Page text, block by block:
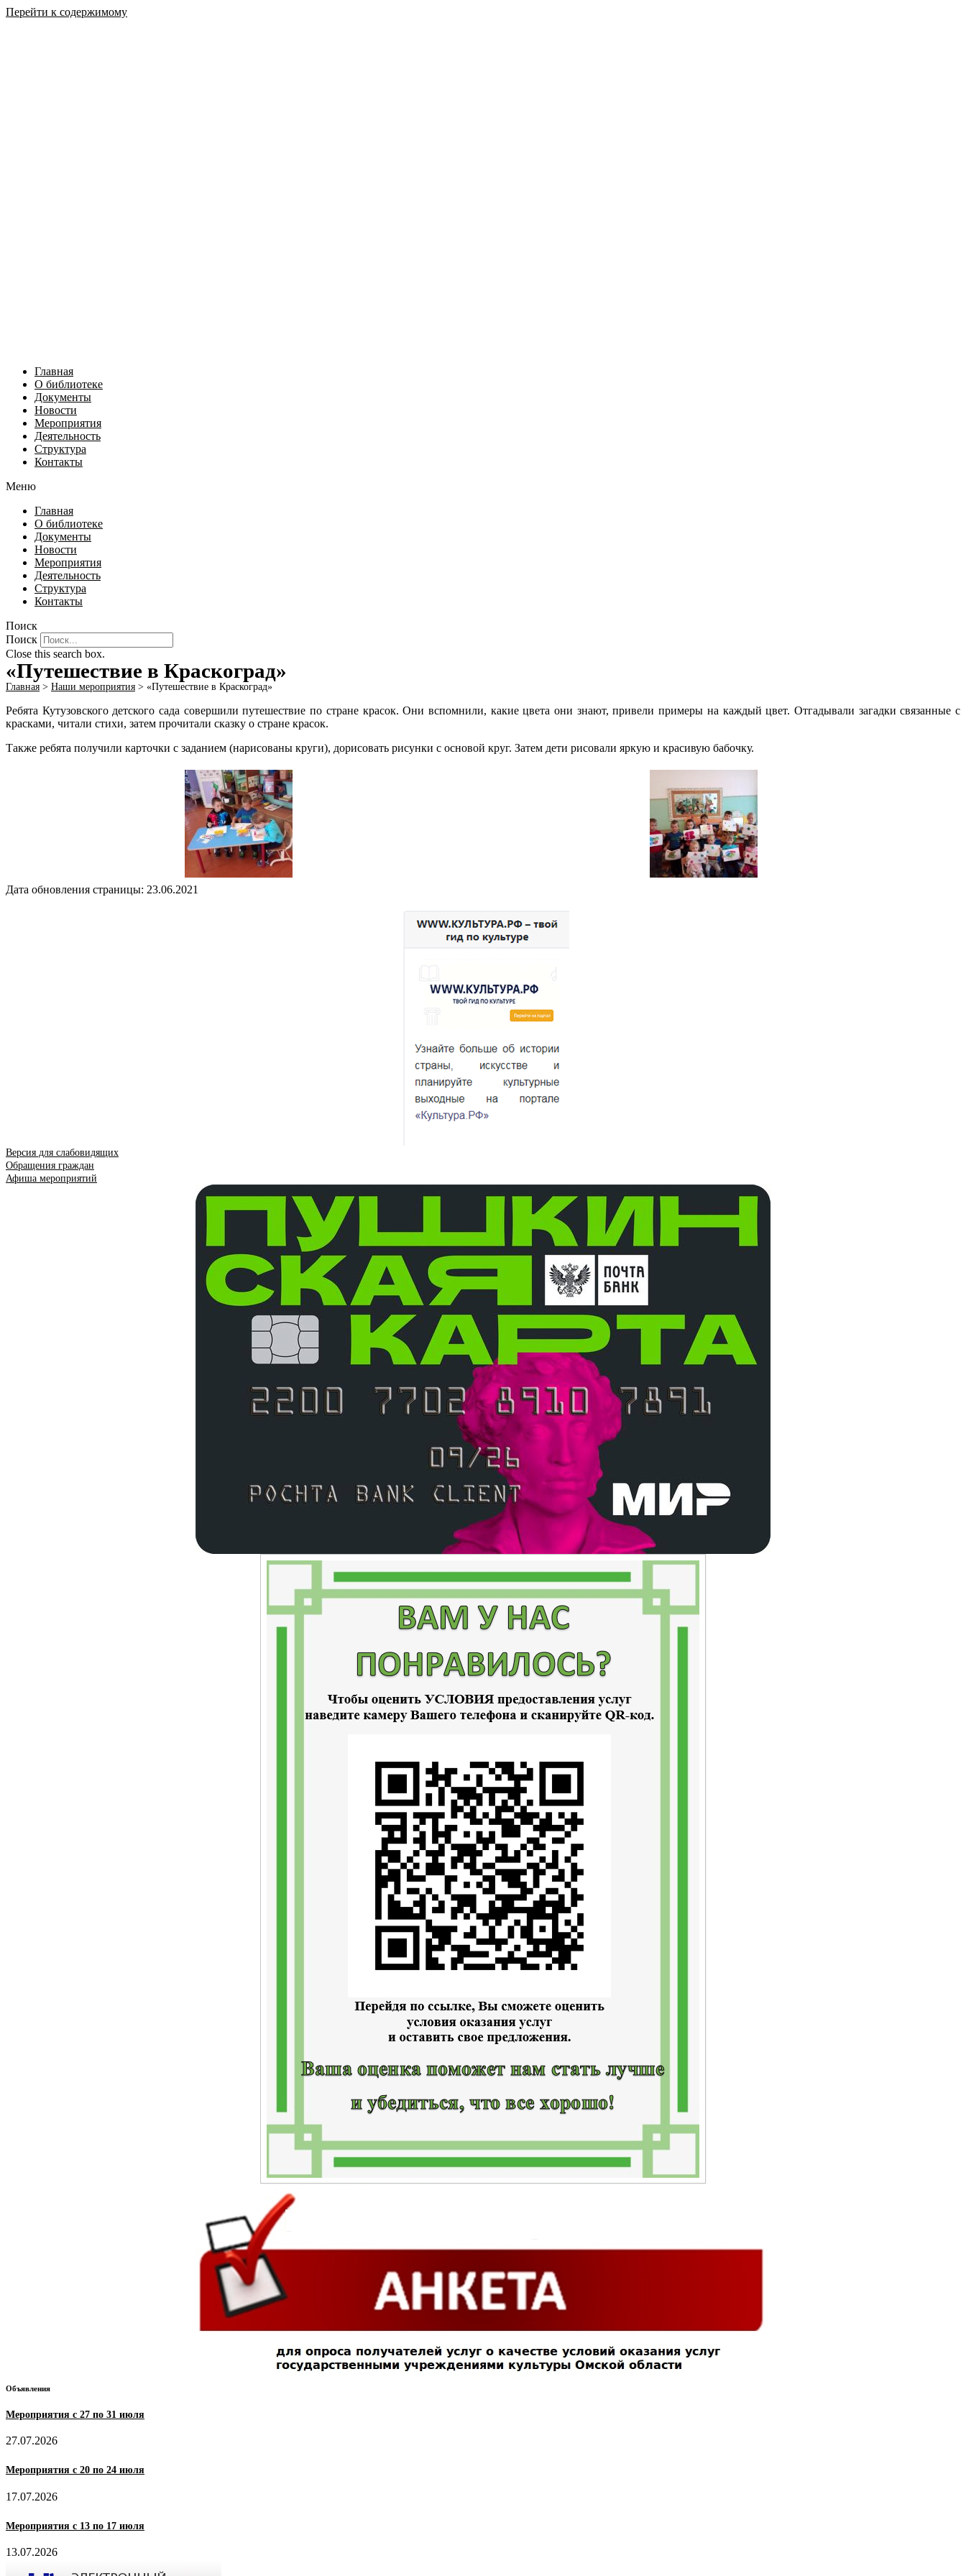
Перейти к содержимому
Главная
О библиотеке
Документы
Новости
Мероприятия
Деятельность
Структура
Контакты
Меню
Главная
О библиотеке
Документы
Новости
Мероприятия
Деятельность
Структура
Контакты
Поиск
Поиск
Close this search box.
«Путешествие в Краскоград»
Главная > Наши мероприятия > «Путешествие в Краскоград»
Ребята Кутузовского детского сада совершили путешествие по стране красок. Они вспомнили, какие цвета они знают, привели примеры на каждый цвет. Отгадывали загадки связанные с
красками, читали стихи, затем прочитали сказку о стране красок.
Также ребята получили карточки с заданием (нарисованы круги), дорисовать рисунки с основой круг. Затем дети рисовали яркую и красивую бабочку.
Дата обновления страницы: 23.06.2021
Версия для слабовидящих
Обращения граждан
Афиша мероприятий
Объявления
Мероприятия с 27 по 31 июля
27.07.2026
Мероприятия с 20 по 24 июля
17.07.2026
Мероприятия с 13 по 17 июля
13.07.2026